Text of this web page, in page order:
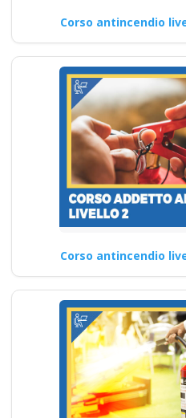
Corso antincendio
Corso antincendio